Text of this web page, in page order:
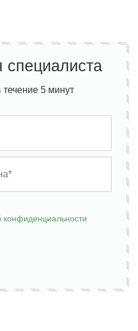
специалиста
5 минут
конфиденциальности